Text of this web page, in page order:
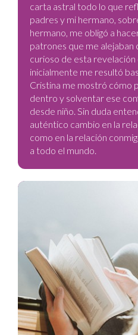
carta astral todo lo que
padres y mi hermano,
hermano, me obligó a
patrones que me alejaban
curioso de esta revelación
inicialmente me resultó
Cristina me mostró cómo
dentro y solventar ese
desde niño. Sin duda
auténtico cambio en la
como en la relación
a todo el mundo.